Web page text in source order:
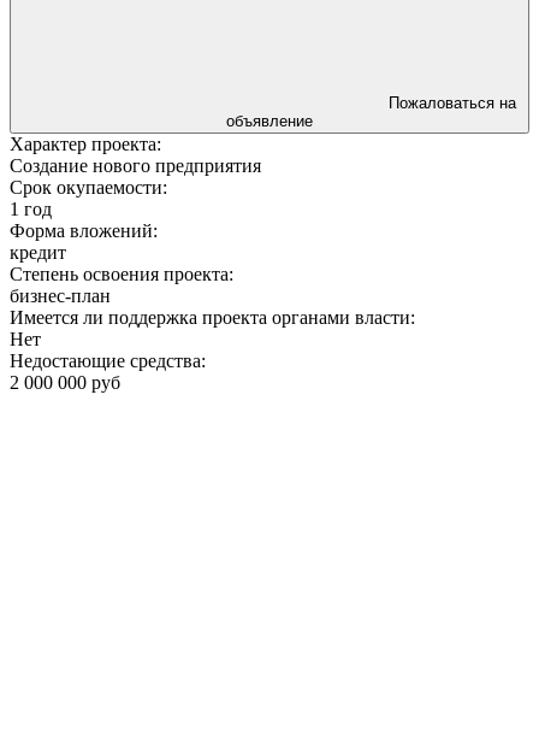
объявление
Характер проекта:
Создание нового предприятия
Срок окупаемости:
1 год
Форма вложений:
кредит
Степень освоения проекта:
бизнес-план
Имеется ли поддержка проекта органами власти:
Нет
Недостающие средства:
2 000 000 руб